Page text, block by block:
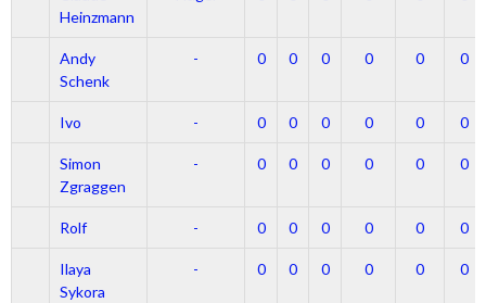
Heinzmann
Andy
Schenk
- 0 0 0 0 0 0
Ivo - 0 0 0 0 0 0
Simon
Zgraggen
- 0 0 0 0 0 0
Rolf - 0 0 0 0 0 0
Ilaya
Sykora
- 0 0 0 0 0 0